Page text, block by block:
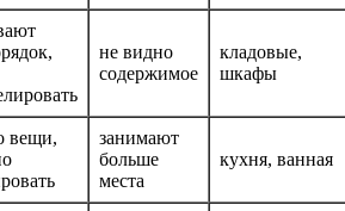
не видно
содержимое
кладовые,
шкафы
вещи,
занимают
больше
места
кухня, ванная